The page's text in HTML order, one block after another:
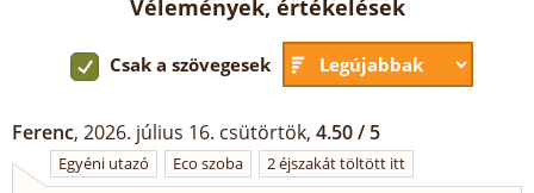
Vélemények, értékelések
Csak a szövegesek
Ferenc, 2026. július 16. csütörtök, 4.50 / 5
Egyéni utazó Eco szoba 2 éjszakát töltött itt